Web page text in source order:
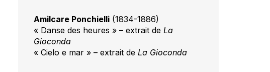
Amilcare Ponchielli(1834-1886)
« Danse des heures » – extrait de La
Gioconda
« Cielo e mar » – extrait de La Gioconda